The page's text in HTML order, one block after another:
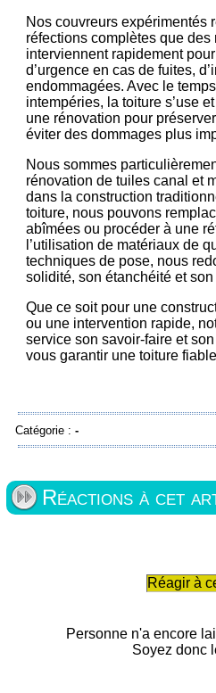
Nos couvreurs expérimentés
réfections complètes que
interviennent rapidement
d’urgence en cas de fuites,
endommagées. Avec le
intempéries, la toiture s’use
une rénovation pour
éviter des dommages plus
Nous sommes
rénovation de tuiles canal et
dans la construction
toiture, nous pouvons
abîmées ou procéder à une
l’utilisation de matériaux de
techniques de pose, nous
solidité, son étanchéité et
Que ce soit pour une
ou une intervention rapide,
service son savoir-faire et
vous garantir une toiture
Catégorie : -
Réactions à cet
Réagir à
Personne n'a encore
Soyez donc